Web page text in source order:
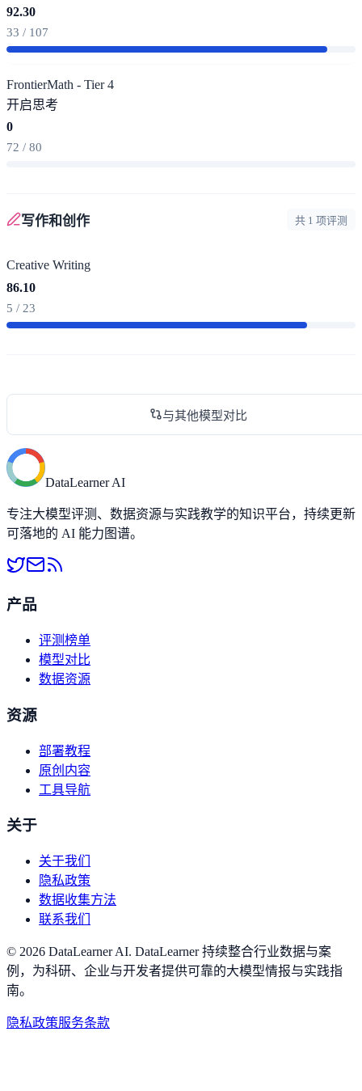
92.30
33 / 107
FrontierMath - Tier 4
开启思考
0
72 / 80
写作和创作 共 1 项评测
Creative Writing
86.10
5 / 23
与其他模型对比
DataLearner AI
专注大模型评测、数据资源与实践教学的知识平台，持续更新
可落地的 AI 能力图谱。
产品
评测榜单
模型对比
数据资源
资源
部署教程
原创内容
工具导航
关于
关于我们
隐私政策
数据收集方法
联系我们
© 2026 DataLearner AI. DataLearner 持续整合行业数据与案
例，为科研、企业与开发者提供可靠的大模型情报与实践指
南。
隐私政策服务条款